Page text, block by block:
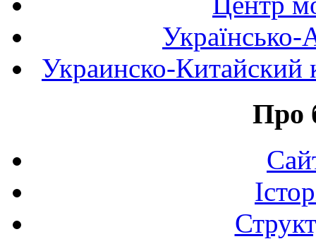
Українсько-
Украинско-Китайский
Про